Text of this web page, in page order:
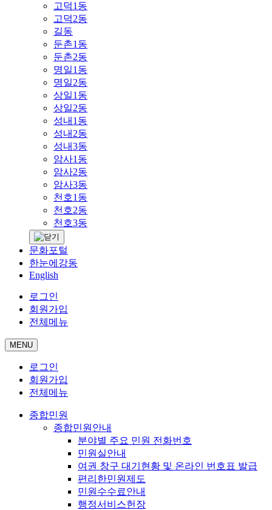
고덕1동
고덕2동
길동
둔촌1동
둔촌2동
명일1동
명일2동
상일1동
상일2동
성내1동
성내2동
성내3동
암사1동
암사2동
암사3동
천호1동
천호2동
천호3동
문화포털
한눈에강동
English
로그인
회원가입
전체메뉴
MENU
로그인
회원가입
전체메뉴
종합민원
종합민원안내
분야별 주요 민원 전화번호
민원실안내
여권 창구 대기현황 및 온라인 번호표 발급
편리한민원제도
민원수수료안내
행정서비스헌장